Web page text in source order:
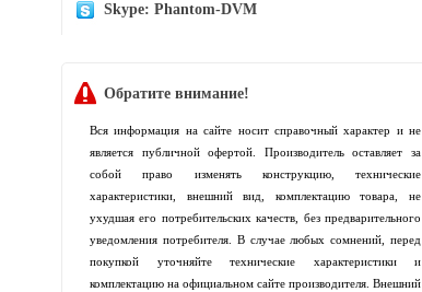
Skype: Phantom-DVM
Обратите внимание!
Вся информация на сайте носит справочный характер и не
является публичной офертой. Производитель оставляет за
собой право изменять конструкцию, технические
характеристики, внешний вид, комплектацию товара, не
ухудшая его потребительских качеств, без предварительного
уведомления потребителя. В случае любых сомнений, перед
покупкой уточняйте технические характеристики и
комплектацию на официальном сайте производителя. Внешний